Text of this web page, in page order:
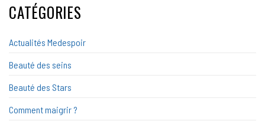
CATÉGORIES
Actualités Medespoir
Beauté des seins
Beauté des Stars
Comment maigrir ?